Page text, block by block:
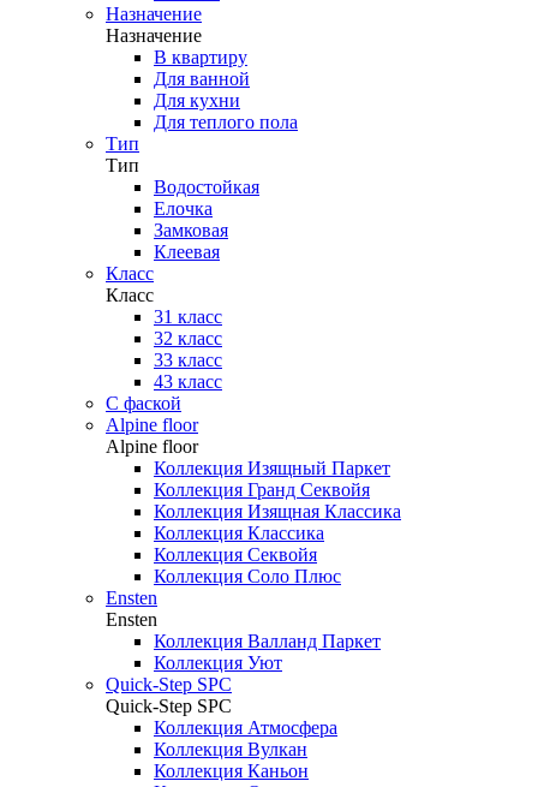
Назначение
Назначение
В квартиру
Для ванной
Для кухни
Для теплого пола
Тип
Тип
Водостойкая
Елочка
Замковая
Клеевая
Класс
Класс
31 класс
32 класс
33 класс
43 класс
С фаской
Alpine floor
Alpine floor
Коллекция Изящный Паркет
Коллекция Гранд Секвойя
Коллекция Изящная Классика
Коллекция Классика
Коллекция Секвойя
Коллекция Соло Плюс
Ensten
Ensten
Коллекция Валланд Паркет
Коллекция Уют
Quick-Step SPC
Quick-Step SPC
Коллекция Атмосфера
Коллекция Вулкан
Коллекция Каньон